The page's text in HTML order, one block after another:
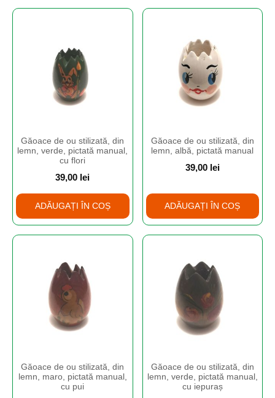
Găoace de ou stilizată, din
lemn, verde, pictată manual,
cu flori
39,00 lei
ADĂUGAȚI ÎN COȘ
Găoace de ou stilizată, din
lemn, albă, pictată manual
39,00 lei
ADĂUGAȚI ÎN COȘ
Găoace de ou stilizată, din
lemn, maro, pictată manual,
cu pui
Găoace de ou stilizată, din
lemn, verde, pictată manual,
cu iepuraș